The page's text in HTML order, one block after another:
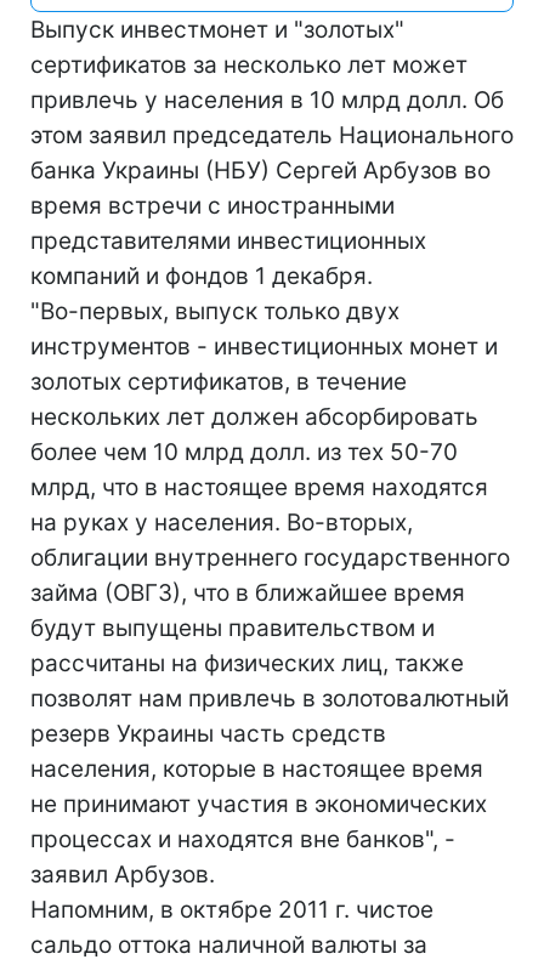
Выпуск инвестмонет и "золотых"
сертификатов за несколько лет может
привлечь у населения в 10 млрд долл. Об
этом заявил председатель Национального
банка Украины (НБУ) Сергей Арбузов во
время встречи с иностранными
представителями инвестиционных
компаний и фондов 1 декабря.
"Во-первых, выпуск только двух
инструментов - инвестиционных монет и
золотых сертификатов, в течение
нескольких лет должен абсорбировать
более чем 10 млрд долл. из тех 50-70
млрд, что в настоящее время находятся
на руках у населения. Во-вторых,
облигации внутреннего государственного
займа (ОВГЗ), что в ближайшее время
будут выпущены правительством и
рассчитаны на физических лиц, также
позволят нам привлечь в золотовалютный
резерв Украины часть средств
населения, которые в настоящее время
не принимают участия в экономических
процессах и находятся вне банков", -
заявил Арбузов.
Напомним, в октябре 2011 г. чистое
сальдо оттока наличной валюты за